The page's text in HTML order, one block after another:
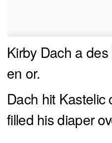
Kirby Dach a
en or.
Dach hit Kastelic
filled his diaper